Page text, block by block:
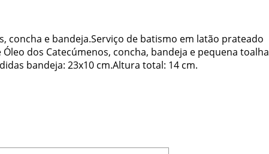
concha e bandeja.Serviço de batismo em latão prateado
dos Catecúmenos, concha, bandeja e pequena toalha
bandeja: 23x10 cm.Altura total: 14 cm.